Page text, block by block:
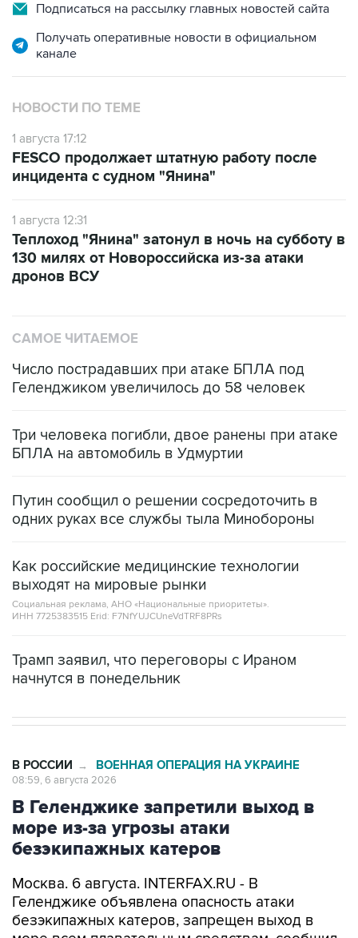
Подписаться на рассылку главных новостей сайта
Получать оперативные новости в официальном
канале
НОВОСТИ ПО ТЕМЕ
1 августа 17:12
FESCO продолжает штатную работу после
инцидента с судном "Янина"
1 августа 12:31
Теплоход "Янина" затонул в ночь на субботу в
130 милях от Новороссийска из-за атаки
дронов ВСУ
САМОЕ ЧИТАЕМОЕ
Число пострадавших при атаке БПЛА под
Геленджиком увеличилось до 58 человек
Три человека погибли, двое ранены при атаке
БПЛА на автомобиль в Удмуртии
Путин сообщил о решении сосредоточить в
одних руках все службы тыла Минобороны
Как российские медицинские технологии
выходят на мировые рынки
Социальная реклама, АНО «Национальные приоритеты».
ИНН 7725383515 Erid: F7NfYUJCUneVdTRF8PRs
Трамп заявил, что переговоры с Ираном
начнутся в понедельник
В РОССИИ → ВОЕННАЯ ОПЕРАЦИЯ НА УКРАИНЕ
08:59, 6 августа 2026
В Геленджике запретили выход в
море из-за угрозы атаки
безэкипажных катеров
Москва. 6 августа. INTERFAX.RU - В
Геленджике объявлена опасность атаки
безэкипажных катеров, запрещен выход в